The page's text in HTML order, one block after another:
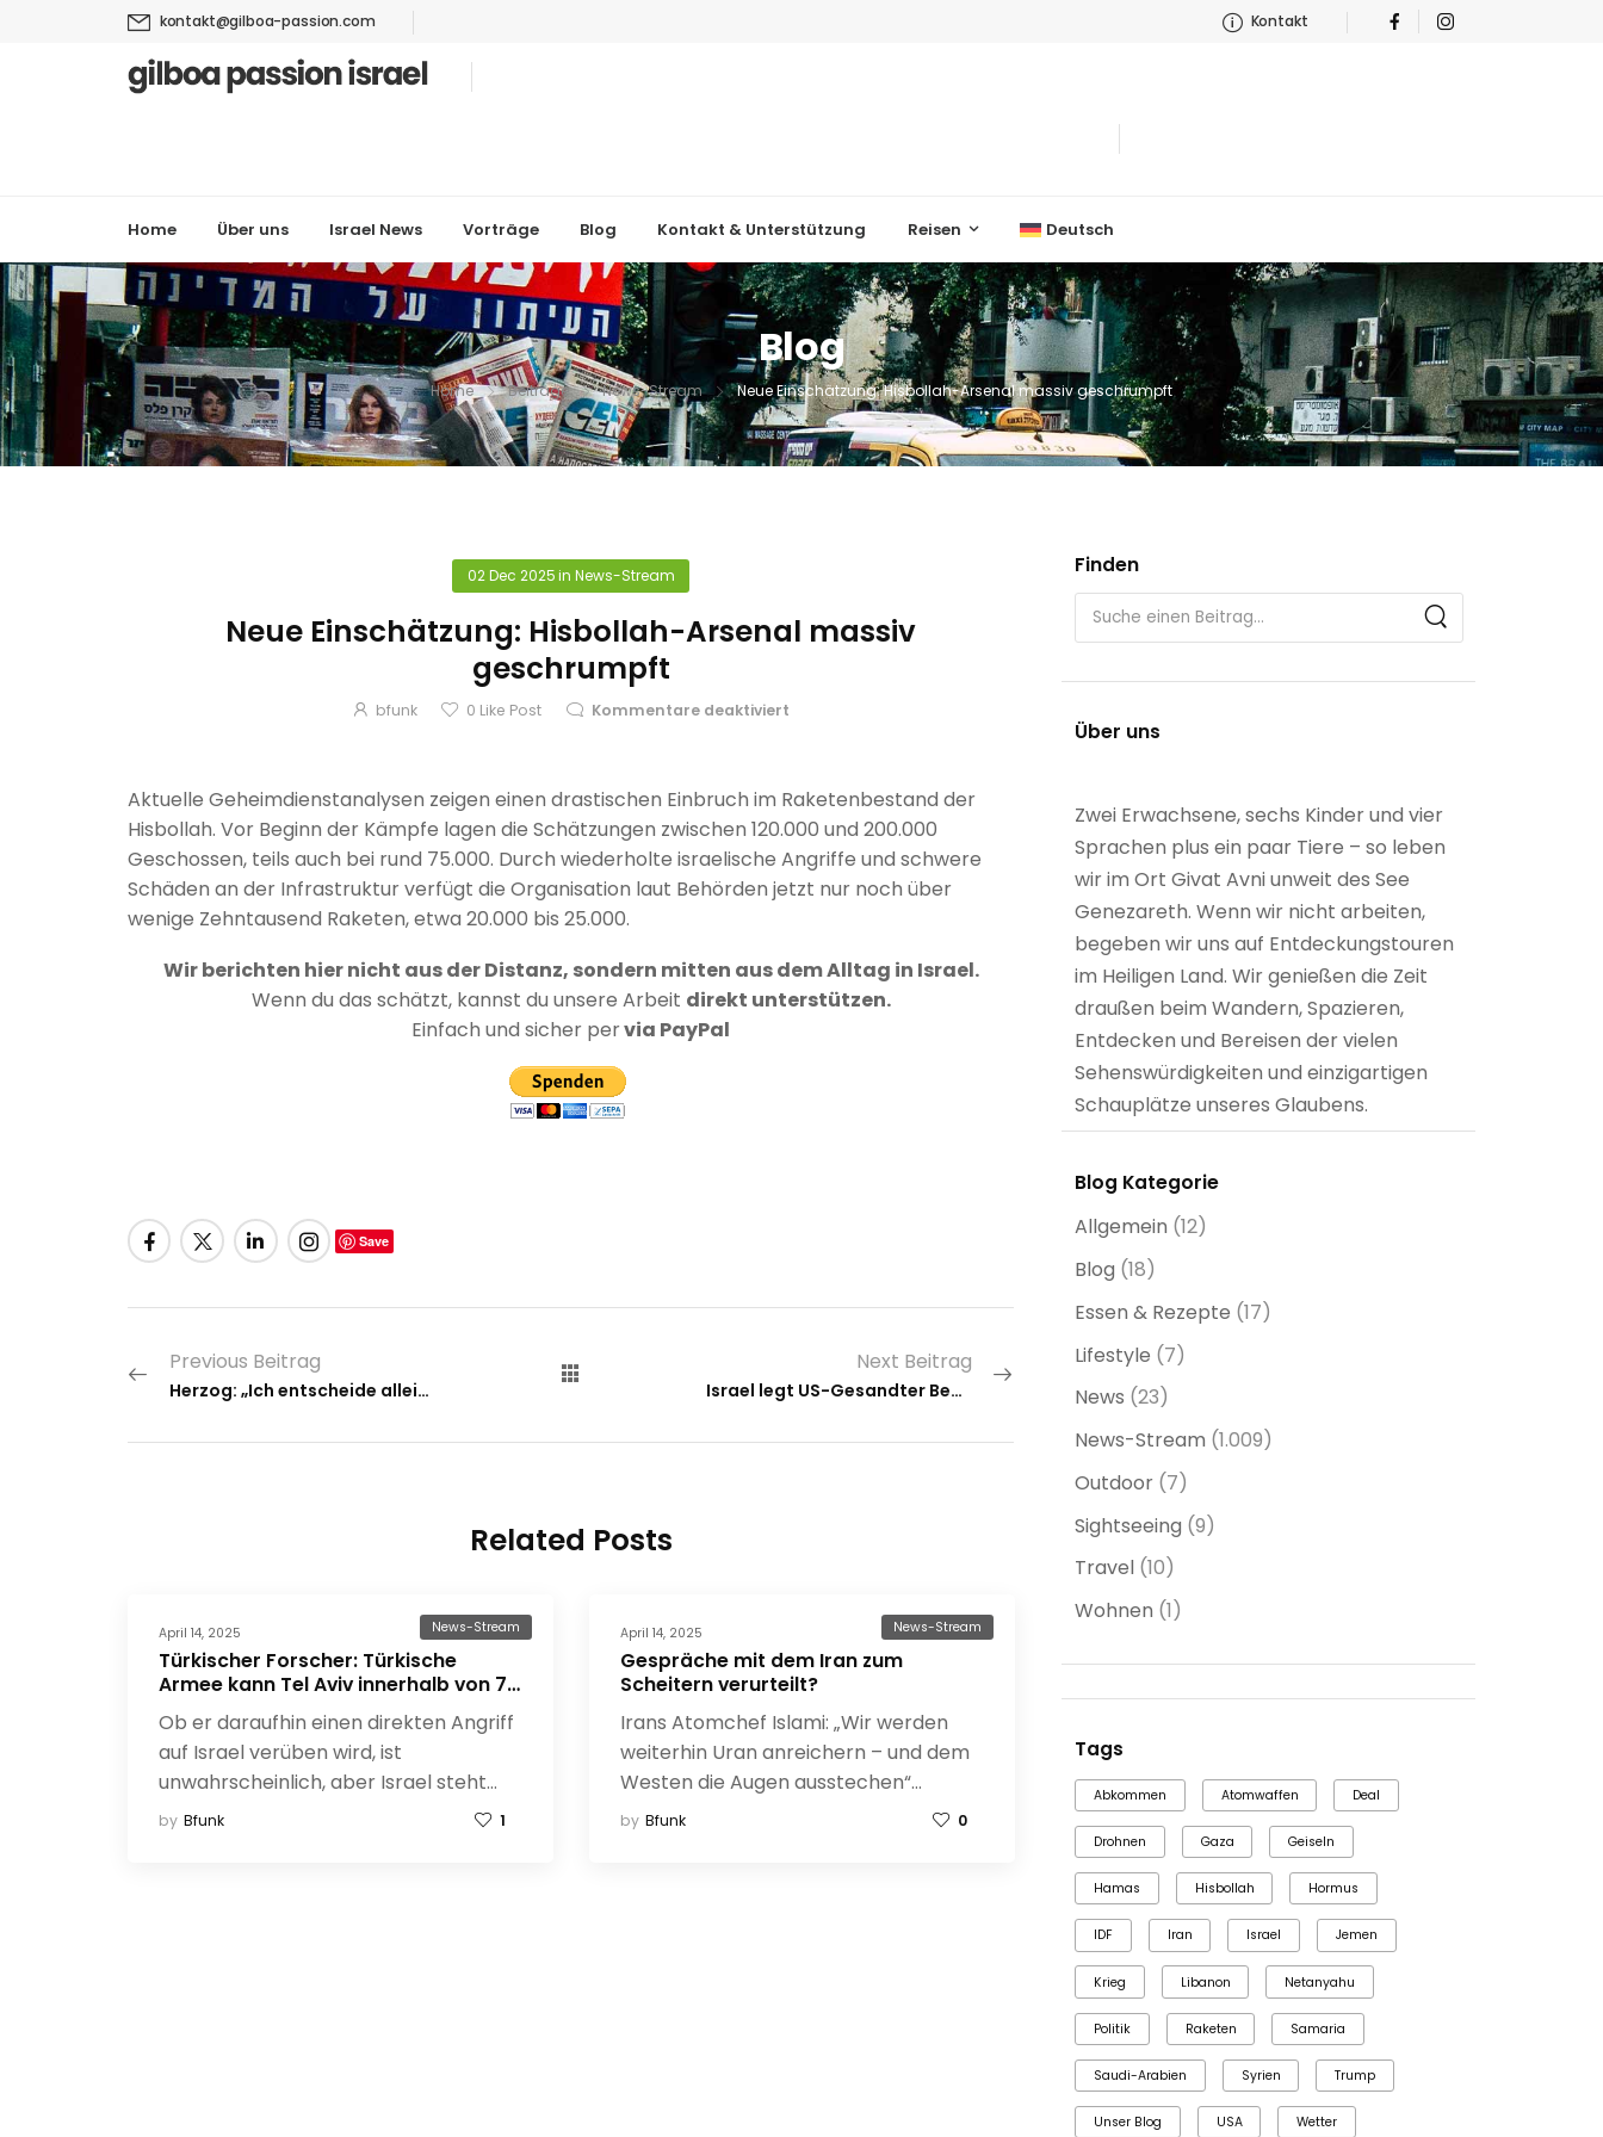
kontakt@gilboa-passion.com Kontakt
Home Über uns Israel News Vorträge Blog Kontakt & Unterstützung Reisen Deutsch
Blog
Home Beiträge News-Stream Neue Einschätzung: Hisbollah-Arsenal massiv geschrumpft
Finden
Über uns
Zwei Erwachsene, sechs Kinder und vier
Sprachen plus ein paar Tiere – so leben
wir im Ort Givat Avni unweit des See
Genezareth. Wenn wir nicht arbeiten,
begeben wir uns auf Entdeckungstouren
im Heiligen Land. Wir genießen die Zeit
draußen beim Wandern, Spazieren,
Entdecken und Bereisen der vielen
Sehenswürdigkeiten und einzigartigen
Schauplätze unseres Glaubens.
Blog Kategorie
Allgemein (12)
Blog (18)
Essen & Rezepte (17)
Lifestyle (7)
News (23)
News-Stream (1.009)
Outdoor(7)
Sightseeing (9)
Travel(10)
Wohnen (1)
Tags
Abkommen Atomwaffen Deal
Drohnen Gaza Geiseln
Hamas Hisbollah Hormus
IDF Iran Israel Jemen
Krieg Libanon Netanyahu
Politik Raketen Samaria
Saudi-Arabien Syrien Trump
Unser Blog USA Wetter
02 Dec 2025in News-Stream
Neue Einschätzung: Hisbollah-Arsenal massiv
geschrumpft
bfunk 0 Like Post Kommentare deaktiviert
Aktuelle Geheimdienstanalysen zeigen einen drastischen Einbruch im Raketenbestand der
Hisbollah. Vor Beginn der Kämpfe lagen die Schätzungen zwischen 120.000 und 200.000
Geschossen, teils auch bei rund 75.000. Durch wiederholte israelische Angriffe und schwere
Schäden an der Infrastruktur verfügt die Organisation laut Behörden jetzt nur noch über
wenige Zehntausend Raketen, etwa 20.000 bis 25.000.
Wir berichten hier nicht aus der Distanz, sondern mitten aus dem Alltag in Israel.
Wenn du das schätzt, kannst du unsere Arbeit direkt unterstützen.
Einfach und sicher pervia PayPal
Save
Previous Beitrag
Herzog: „Ich entscheide allein nach dem Wohl des Landes“
Next Beitrag
Israel legt US-Gesandter Beweise für Hisbollah-Aufrüstung vor
Related Posts
April 14, 2025 News-Stream
Türkischer Forscher: Türkische
Armee kann Tel Aviv innerhalb von 72
Ob er daraufhin einen direkten Angriff
auf Israel verüben wird, ist
unwahrscheinlich, aber Israel steht…
by Bfunk 1
April 14, 2025 News-Stream
Gespräche mit dem Iran zum
Scheitern verurteilt?
Irans Atomchef Islami: „Wir werden
weiterhin Uran anreichern – und dem
Westen die Augen ausstechen“…
by Bfunk 0